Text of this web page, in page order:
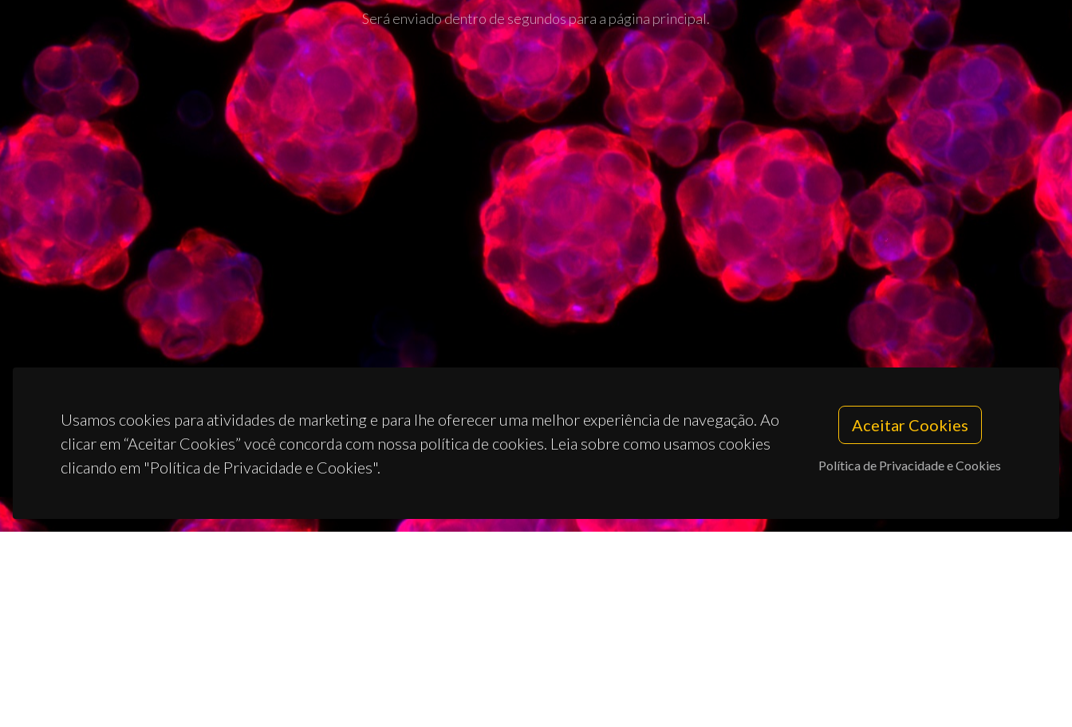
Será enviado dentro de segundos para a página principal.
Usamos cookies para atividades de marketing e para lhe oferecer uma melhor experiência de navegação. Ao
clicar em “Aceitar Cookies” você concorda com nossa política de cookies. Leia sobre como usamos cookies
clicando em "Política de Privacidade e Cookies".
Aceitar Cookies
Política de Privacidade e Cookies